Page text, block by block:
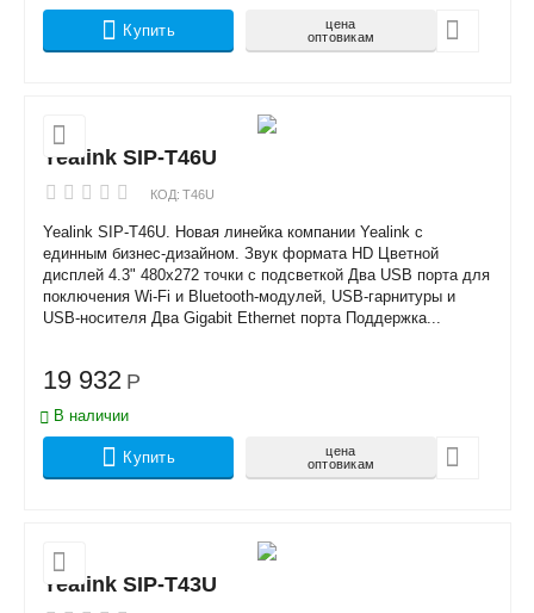
Купить
цена
оптовикам
Yealink SIP-T46U
КОД: T46U
Yealink SIP-T46U. Новая линейка компании Yealink с
единным бизнес-дизайном. Звук формата HD Цветной
дисплей 4.3" 480x272 точки с подсветкой Два USB порта для
поключения Wi-Fi и Bluetooth-модулей, USB-гарнитуры и
USB-носителя Два Gigabit Ethernet порта Поддержка...
19 932 Р
В наличии
Купить
цена
оптовикам
Yealink SIP-T43U